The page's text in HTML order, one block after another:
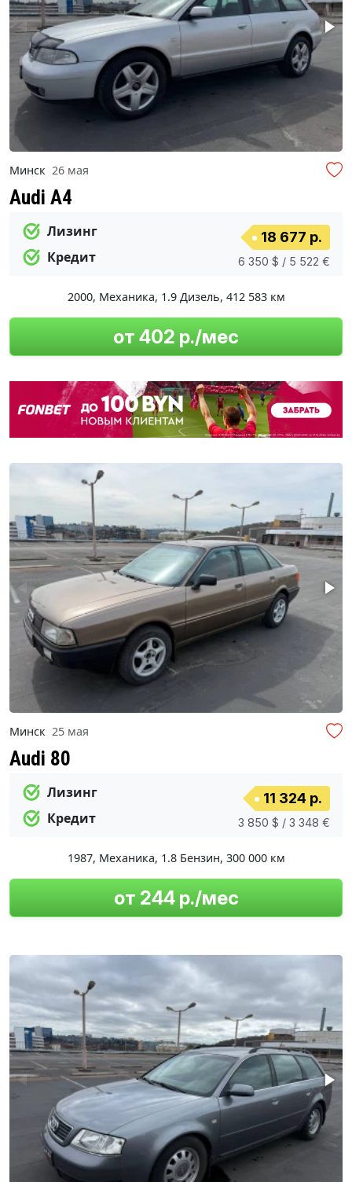
Минск 26 мая
Audi A4
Лизинг
Кредит
18 677 р.
6 350 $ / 5 522 €
2000, Механика, 1.9 Дизель, 412 583 км
от 402 р./мес
Минск 25 мая
Audi 80
Лизинг
Кредит
11 324 р.
3 850 $ / 3 348 €
1987, Механика, 1.8 Бензин, 300 000 км
от 244 р./мес